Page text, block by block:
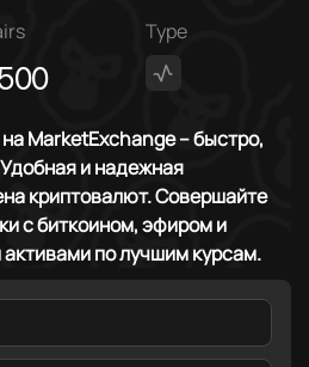
Type
MarketExchange – быстро,
и надежная
криптовалют. Совершайте
с биткоином, эфиром и
по лучшим курсам.